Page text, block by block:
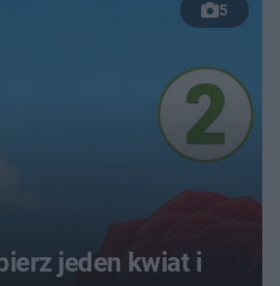
5
jeden kwiat i